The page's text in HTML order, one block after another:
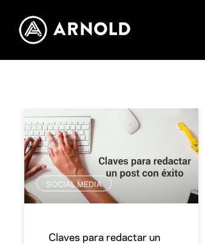
SOCIAL MEDIA
Claves para redactar un